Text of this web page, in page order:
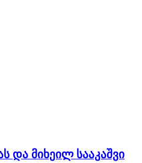
და მიხეილ სააკაშვი